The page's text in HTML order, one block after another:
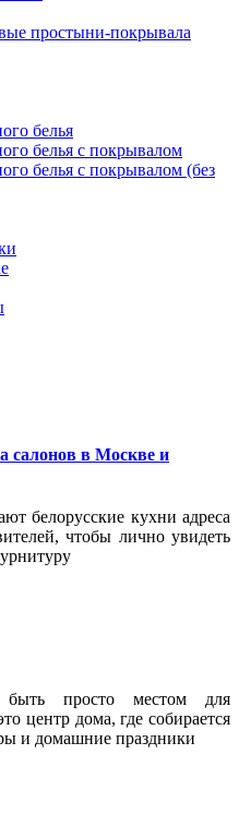
простыни-покрывала
белья
белья с покрывалом
белья с покрывалом (без
салонов в Москве и
белорусские кухни адреса
чтобы лично увидеть
быть просто местом для
центр дома, где собирается
и домашние праздники